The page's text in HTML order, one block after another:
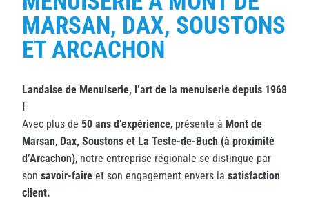
MARSAN, DAX, SOUSTONS
ET ARCACHON
Landaise de Menuiserie, l’art de la menuiserie depuis 1968
!
Avec plus de 50 ans d’expérience, présente à Mont de
Marsan, Dax, Soustons et La Teste-de-Buch (à proximité
d’Arcachon), notre entreprise régionale se distingue par
son savoir-faire et son engagement envers la satisfaction
client.